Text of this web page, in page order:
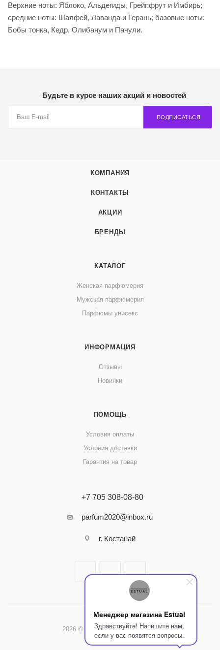
Менеджер магазина Estual
Здравствуйте! Напишите нам,
если у вас появятся вопросы.
Верхние ноты: Яблоко, Альдегиды, Грейпфрут и Имбирь;
средние ноты: Шалфей, Лаванда и Герань; базовые ноты:
Бобы тонка, Кедр, Олибанум и Пачули.
Будьте в курсе наших акций и новостей
ПОДПИСАТЬСЯ
КОМПАНИЯ
КОНТАКТЫ
АКЦИИ
БРЕНДЫ
КАТАЛОГ
Женская парфюмерия
Мужская парфюмерия
Парфюмы унисекс
ИНФОРМАЦИЯ
Отзывы
Новинки
ПОМОЩЬ
Условия оплаты
Условия доставки
Гарантия на товар
+7 705 308-08-80
parfum2020@inbox.ru
г. Костанай
2026 © Интернет-магазин Estual